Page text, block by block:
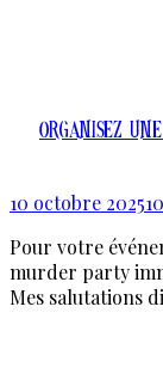
Organisez
10 octobre 2025
Pour votre
murder party
Mes salutations